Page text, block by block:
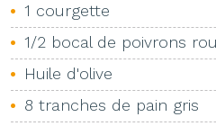
1 courgette
1/2 bocal de poivrons
Huile d'olive
8 tranches de pain gris